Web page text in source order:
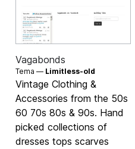
Vagabonds
Tema — Limitless-old
Vintage Clothing &
Accessories from the 50s
60 70s 80s & 90s. Hand
picked collections of
dresses tops scarves